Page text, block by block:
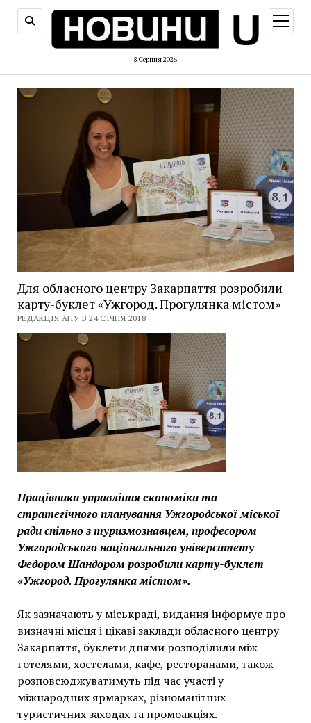
8 Серпня 2026
меню
Для обласного центру Закарпаття розробили
карту-буклет «Ужгород. Прогулянка містом»
РЕДАКЦІЯ АПУ В 24 СІЧНЯ 2018
Працівники управління економіки та
стратегічного планування Ужгородської міської
ради спільно з туризмознавцем, професором
Ужгородського національного університету
Федором Шандором розробили карту-буклет
«Ужгород. Прогулянка містом».
Як зазначають у міськраді, видання інформує про
визначні місця і цікаві заклади обласного центру
Закарпаття, буклети днями розподілили між
готелями, хостелами, кафе, ресторанами, також
розповсюджуватимуть під час участі у
міжнародних ярмарках, різноманітних
туристичних заходах та промоакціях.